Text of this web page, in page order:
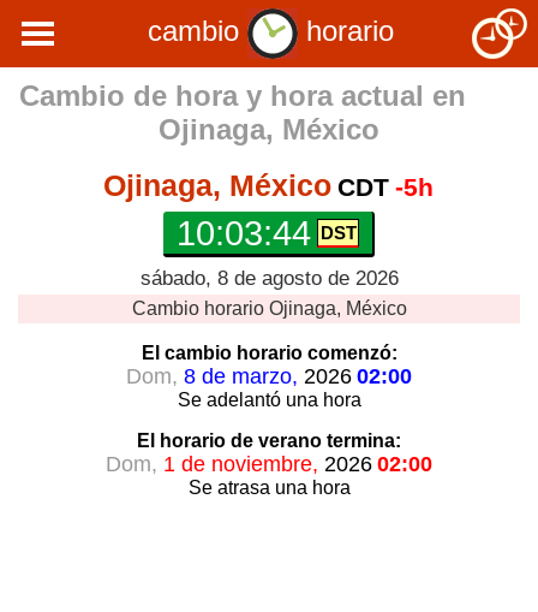
cambio
horario
Cambio de hora y hora actual en
Ojinaga, México
Ojinaga, México CDT -5h
10:03:44
sábado, 8 de agosto de 2026
Cambio horario Ojinaga, México
El cambio horariocomenzó:
Dom, 8 de marzo, 2026 02:00
Se adelantó una hora
El horario de verano termina:
Dom, 1 de noviembre, 2026 02:00
Se atrasa una hora